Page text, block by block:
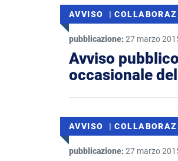
AVVISO |
pubblicazione:27 marzo
Avviso
occasionale
AVVISO |
pubblicazione:27 marzo